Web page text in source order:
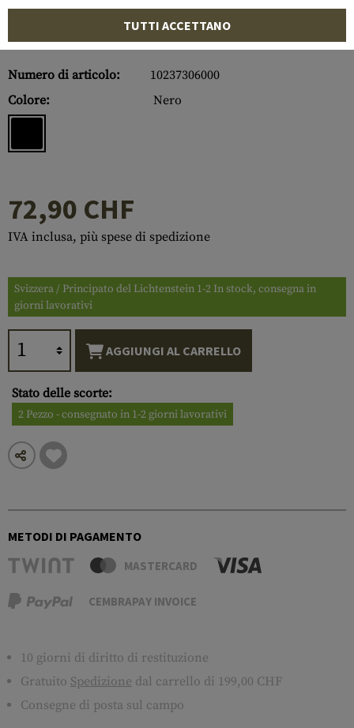
Numero di articolo:
10237306000
Colore:
Nero
72,90 CHF
IVA inclusa, più spese di spedizione
Svizzera / Principato del Lichtenstein 1-2 In stock, consegna in
giorni lavorativi
AGGIUNGI AL CARRELLO
Stato delle scorte:
2 Pezzo - consegnato in 1-2 giorni lavorativi
METODI DI PAGAMENTO
MASTERCARD
CEMBRAPAY INVOICE
10 giorni di diritto di restituzione
Gratuito Spedizione dal carrello di 199,00 CHF
Consegne di posta sul campo
TUTTI ACCETTANO